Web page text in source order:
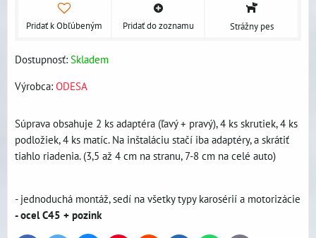
Pridať k Obľúbeným Pridať do zoznamu Strážny pes
Dostupnosť: Skladem
Výrobca: ODESA
Súprava obsahuje 2 ks adaptéra (ľavý + pravý), 4 ks skrutiek, 4 ks
podložiek, 4 ks matíc. Na inštaláciu stačí iba adaptéry, a skrátiť
tiahlo riadenia. (3,5 až 4 cm na stranu, 7-8 cm na celé auto)
- jednoduchá montáž, sedí na všetky typy karosérií a motorizácie
- ocel C45 + pozink